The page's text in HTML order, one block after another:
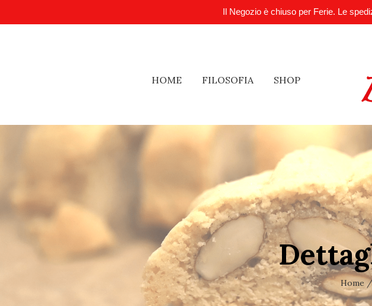
Il Negozio è chiuso per Ferie. Le
HOME FILOSOFIA SHOP
Home/